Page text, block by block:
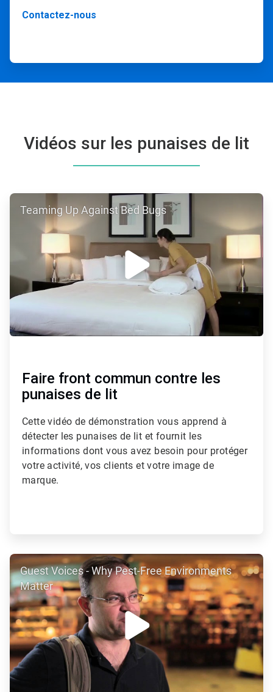
Contactez-nous
Vidéos sur les punaises de lit
ArticleTile
Teaming Up Against Bed Bugs
Faire front commun contre les
punaises de lit
Cette vidéo de démonstration vous apprend à
détecter les punaises de lit et fournit les
informations dont vous avez besoin pour protéger
votre activité, vos clients et votre image de
marque.
ArticleTile
2
3
Guest Voices - Why Pest-Free Environments
Matter